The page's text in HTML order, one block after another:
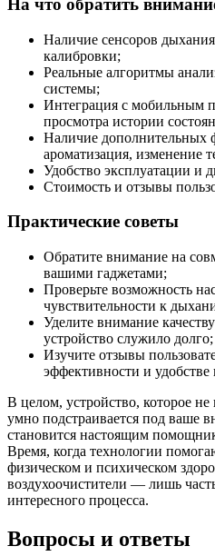
На что обратить
Наличие сенсоров
калибровки;
Реальные алгоритмы
системы;
Интеграция с мобильным
просмотра истории
Наличие дополнительных
ароматизация, изменение
Удобство эксплуатации и
Стоимость и отзывы
Практические советы
Обратите внимание на
вашими гаджетами;
Проверьте возможность
чувствительности к
Уделите внимание
устройство служило долго;
Изучите отзывы
эффективности и удобстве
В целом, устройство, которое не
умно подстраивается под ваше
становится настоящим
Время, когда технологии
физическом и психическом
воздухоочистители — лишь
интересного процесса.
Вопросы и ответы